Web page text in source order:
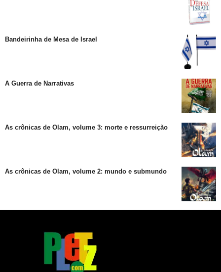
Bandeirinha de Mesa de Israel
A Guerra de Narrativas
As crônicas de Olam, volume 3: morte e ressurreição
As crônicas de Olam, volume 2: mundo e submundo